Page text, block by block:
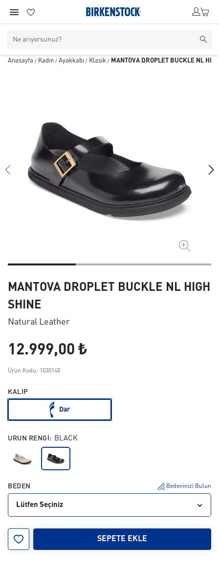
Anasayfa / Kadın / Ayakkabı / Klasik / MANTOVA DROPLET BUCKLE NL
MANTOVA DROPLET BUCKLE NL HIGH
SHINE
Natural Leather
12.999,00 ₺
Ürün Kodu: 1030140
KALIP
Dar
URUN RENGI: BLACK
BEDEN Bedeninizi Bulun
Lütfen Seçiniz
SEPETE EKLE